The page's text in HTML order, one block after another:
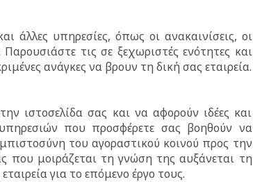
υπηρεσίες, όπως οι ανακαινίσεις, οι
τις σε ξεχωριστές ενότητες και
ανάγκες να βρουν τη δική σας εταιρεία.
ιστοσελίδα σας και να αφορούν ιδέες και
που προσφέρετε σας βοηθούν να
του αγοραστικού κοινού προς την
που μοιράζεται τη γνώση της αυξάνεται τη
για το επόμενο έργο τους.